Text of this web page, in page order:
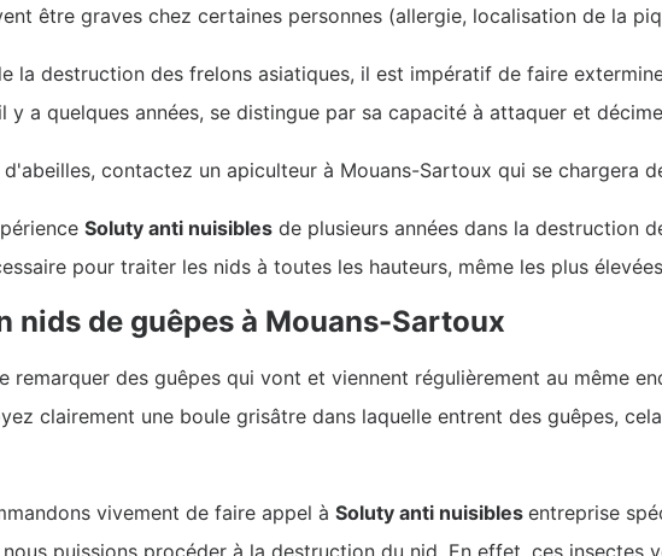
être graves chez certaines personnes (allergie, localisation de la
la destruction des frelons asiatiques, il est impératif de faire
y a quelques années, se distingue par sa capacité à attaquer et
d'abeilles, contactez un apiculteur à Mouans-Sartoux qui se chargera
Soluty anti nuisibles de plusieurs années dans la destruction
pour traiter les nids à toutes les hauteurs, même les plus
nids de guêpes à Mouans-Sartoux
remarquer des guêpes qui vont et viennent régulièrement au même
clairement une boule grisâtre dans laquelle entrent des guêpes,
vivement de faire appel à Soluty anti nuisibles entreprise
puissions procéder à la destruction du nid. En effet, ces